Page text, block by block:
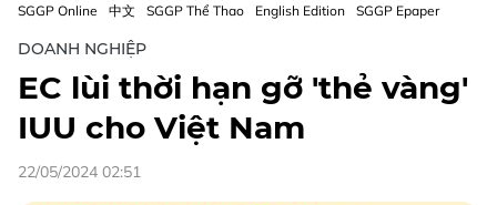
SGGP Online 中文 SGGP Thể Thao English Edition SGGP Epaper
DOANH NGHIỆP
EC lùi thời hạn gỡ 'thẻ vàng'
IUU cho Việt Nam
22/05/2024 02:51